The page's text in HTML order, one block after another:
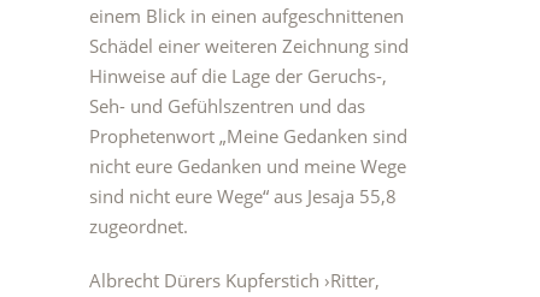
einem Blick in einen aufgeschnittenen
Schädel einer weiteren Zeichnung sind
Hinweise auf die Lage der Geruchs-,
Seh- und Gefühlszentren und das
Prophetenwort „Meine Gedanken sind
nicht eure Gedanken und meine Wege
sind nicht eure Wege“ aus Jesaja 55,8
zugeordnet.
Albrecht Dürers Kupferstich ›Ritter,